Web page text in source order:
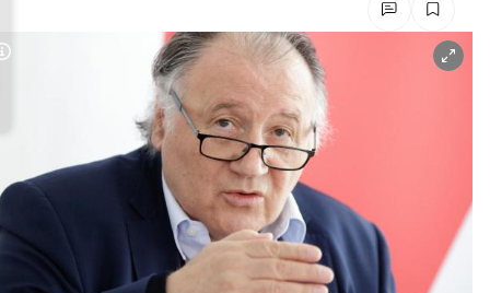
Untermenü
Untermenü
Untermenü
Copyright-Hinweis öffnen/schließen